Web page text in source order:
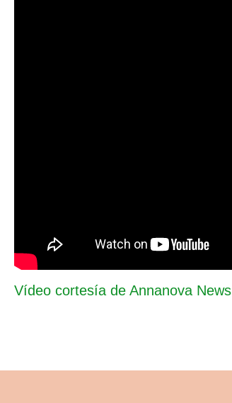
Vídeo cortesía de Annanova News